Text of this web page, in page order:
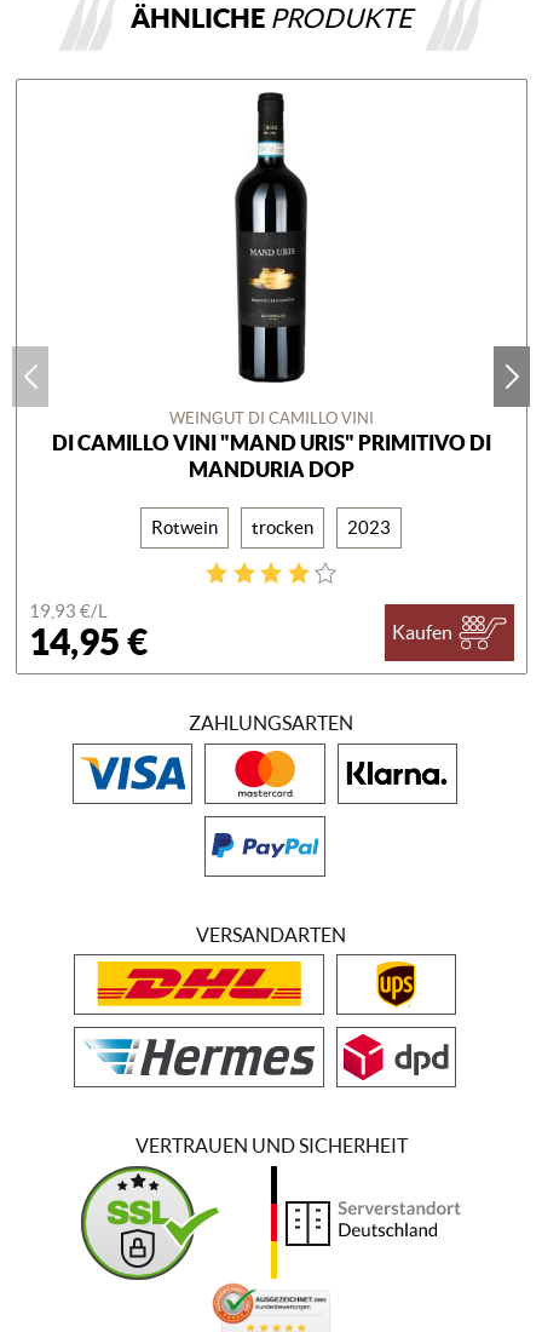
ÄHNLICHE PRODUKTE
WEINGUT DI CAMILLO VINI
DI CAMILLO VINI "MAND URIS" PRIMITIVO DI
MANDURIA DOP
Rotwein trocken 2023
19,93 €/L
14,95 € Kaufen
ZAHLUNGSARTEN
VERSANDARTEN
VERTRAUEN UND SICHERHEIT